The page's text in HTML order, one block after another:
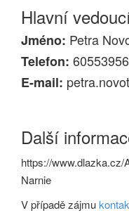
Hlavní
Jméno: Petra
Telefon:
E-mail:
Další
https://
Narnie
V případě zájmu